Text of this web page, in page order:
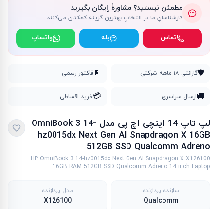
مطمئن نیستید؟ مشاورهٔ رایگان بگیرید
کارشناسانِ ما در انتخابِ بهترین گزینه کمکتان می‌کنند.
تماس بله واتساپ
🛡️گارانتی ۱۸ ماهه شرکتی 📄 فاکتور رسمی
🚚ارسال سراسری 💳خرید اقساطی
لپ تاپ 14 اینچی اچ پی مدل OmniBook 3 14-
hz0015dx Next Gen AI Snapdragon X 16GB
512GB SSD Qualcomm Adreno
HP OmniBook 3 14-hz0015dx Next Gen AI Snapdragon X X126100
16GB RAM 512GB SSD Qualcomm Adreno 14 inch Laptop
سازنده پردازنده
Qualcomm
مدل پردازنده
X126100